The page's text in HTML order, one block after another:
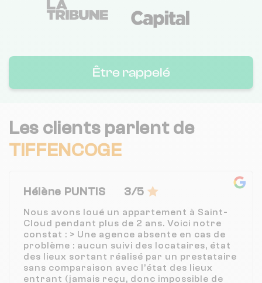
Être rappelé
Les clients parlent de
TIFFENCOGE
Hélène PUNTIS 3/5
Nous avons loué un appartement à Saint-
Cloud pendant plus de 2 ans. Voici notre
constat : > Une agence absente en cas de
problème : aucun suivi des locataires, état
des lieux sortant réalisé par un prestataire
sans comparaison avec l’état des lieux
entrant (jamais reçu, donc impossible de